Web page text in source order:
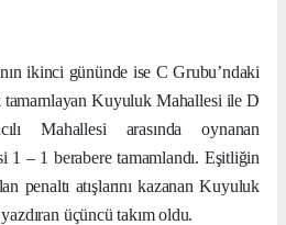
ikinci gününde ise C Grubu’ndaki
Kuyuluk Mahallesi ile D
Mahallesi arasında oynanan
1 – 1 berabere tamamlandı. Eşitliğin
penaltı atışlarını kazanan Kuyuluk
üçüncü takım oldu.